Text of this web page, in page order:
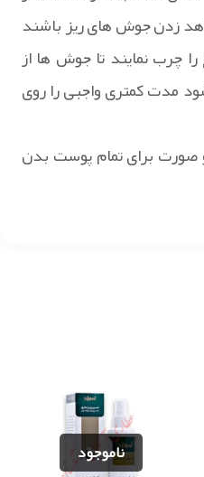
زدن جوش های ریز باشند
چرب نمایند تا جوش ها از
مدت کمتری واجبی را روی
صورت برای تمام پوست بدن